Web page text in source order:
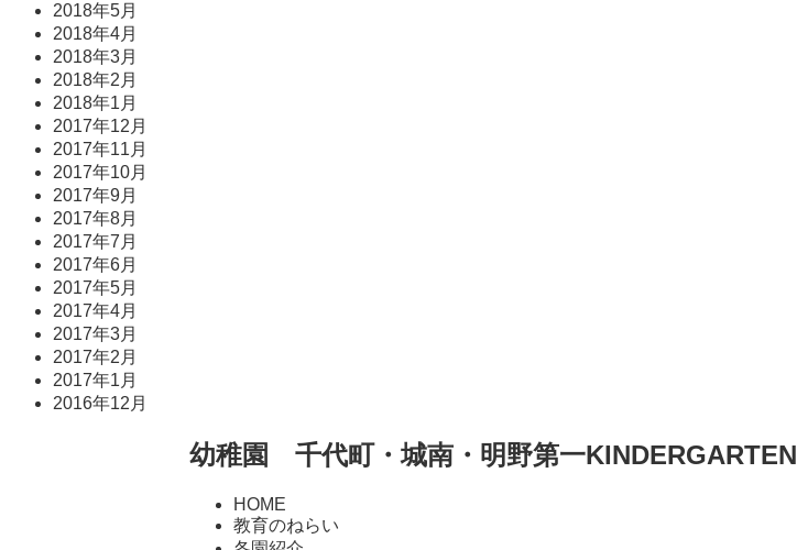
2018年5月
2018年4月
2018年3月
2018年2月
2018年1月
2017年12月
2017年11月
2017年10月
2017年9月
2017年8月
2017年7月
2017年6月
2017年5月
2017年4月
2017年3月
2017年2月
2017年1月
2016年12月
幼稚園 千代町・城南・明野第一KINDERGARTEN
HOME
教育のねらい